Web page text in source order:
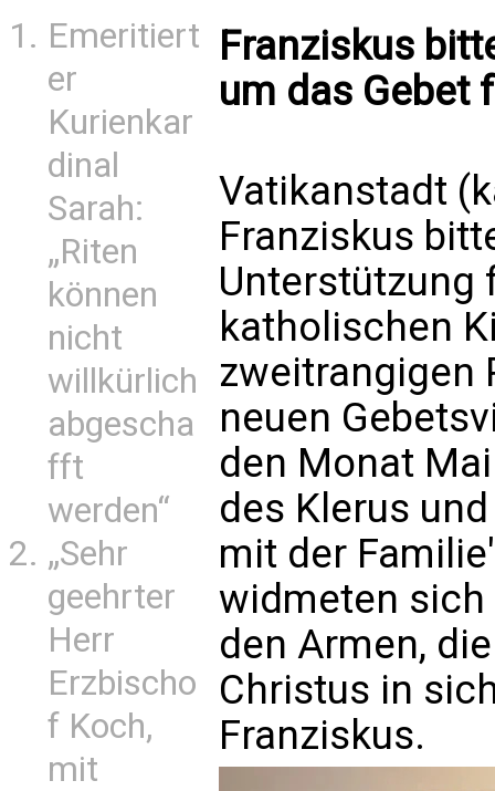
Emeritiert
er
Kurienkar
dinal
Sarah:
„Riten
können
nicht
willkürlich
abgescha
fft
werden“
„Sehr
geehrter
Herr
Erzbischo
f Koch,
mit
Franziskus
um das Gebet
Vatikanstadt
Franziskus
Unterstützung
katholischen
zweitrangigen
neuen
den Monat
des Klerus
mit der
widmeten sich
den Armen,
Christus in
Franziskus.